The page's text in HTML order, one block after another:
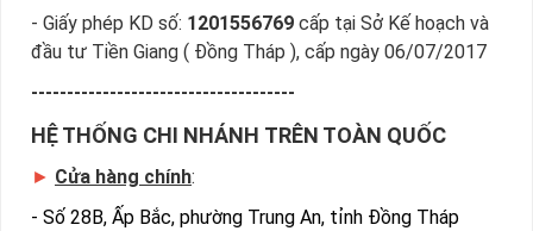
- Giấy phép KD số: 1201556769 cấp tại Sở Kế hoạch và
đầu tư Tiền Giang ( Đồng Tháp ), cấp ngày 06/07/2017
-------------------------------------
HỆ THỐNG CHI NHÁNH TRÊN TOÀN QUỐC
► Cửa hàng chính:
- Số 28B, Ấp Bắc, phường Trung An, tỉnh Đồng Tháp